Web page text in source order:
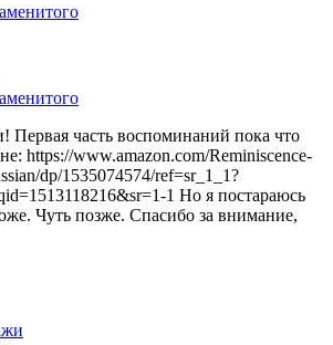
Первая часть воспоминаний пока что
https://www.amazon.com/Reminiscence-
dp/1535074574/ref=sr_1_1?
1 Но я постараюсь
Чуть позже. Спасибо за внимание,